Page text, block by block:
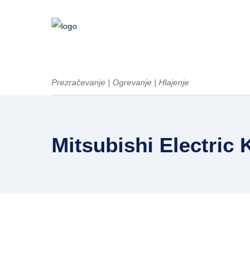
Prezračevanje | Ogrevanje | Hlajenje
Mitsubishi Electric